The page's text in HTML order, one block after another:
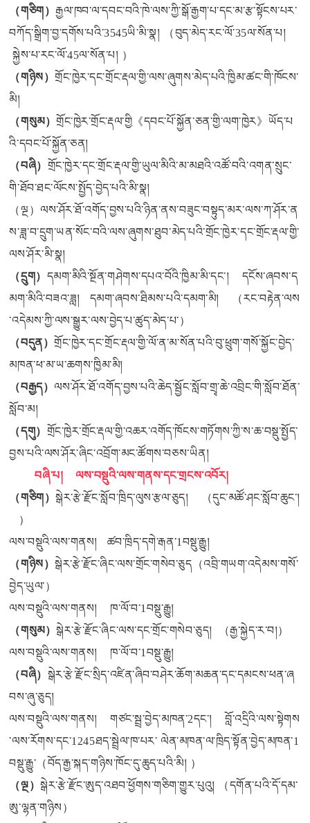
（གཅིག）རྒྱལ་ཁབ་ལ་དབང་བའི་ཁེ་ལས་ཀྱི་སྒོ་རྒྱག་པ་དང་མ་རྩ་སྟོངས་པར་
བཀོད་སྒྲིག་བྱ་དགོས་པའི་3545ཡི་མི་སྣ། （བུད་མེད་རང་ལོ་35ལ་སོན་པ།
སྐྱེས་པ་རང་ལོ་45ལ་སོན་པ། ）
（གཉིས）གྲོང་ཁྱེར་དང་གྲོང་རྡལ་གྱི་ལས་ཞུགས་མེད་པའི་ཁྱིམ་ཚང་གི་ཁོངས་
མི།
（གསུམ）གྲོང་ཁྱེར་གྲོང་རྡལ་གྱི《དབང་པོ་སྐྱོན་ཅན་གྱི་ལག་ཁྱེར》ཡོད་པ
འི་དབང་པོ་སྐྱོན་ཅན།
（བཞི） གྲོང་ཁྱེར་དང་གྲོང་རྡལ་གྱི་ཡུལ་མིའི་མ་མཐའི་འཚོ་བའི་འགན་སྲུང་
གི་ཐོབ་ཐང་ལོངས་སྤྱོད་བྱེད་པའི་མི་སྣ།
（ལྔ）ལས་ཤོར་ཐོ་འགོད་བྱས་པའི་ཉིན་ནས་བཟུང་བསྟུད་མར་ལས་ཀ་ཤོར་ན
ས་ཟླ་བ་དྲུག་ཡན་སོང་བའི་ལས་ཞུགས་ཐུབ་མེད་པའི་གྲོང་ཁྱེར་དང་གྲོང་རྡལ་གྱི་
ལས་ཤོར་མི་སྣ།
（དྲུག） དམག་མིའི་སྔོན་གཤེགས་དཔའ་བོའི་ཁྱིམ་མི་དང་། དངོས་ཞབས་ད
མག་མིའི་བཟའ་ཟླ། དམག་ཞབས་ཐིམས་པའི་དམག་མི། （རང་བརྟེན་ལས
་འདེམས་ཀྱི་ལས་སྒྱུར་ལས་བྱེད་པ་ཚུད་མེད་པ་）
（བདུན）གྲོང་ཁྱེར་དང་གྲོང་རྡལ་གྱི་ལོ་ན་མ་སོན་པའི་བུ་ཕྲུག་གསོ་སྐྱོང་བྱེད་
མཁན་ཕ་མ་ཡ་ཆགས་ཁྱིམ་མི།
（བརྒྱད） ལས་ཤོར་ཐོ་འགོད་བྱས་པའི་ཆེད་སྦྱོང་སློབ་གྲྭ་ཆེ་འབྲིང་གི་སློབ་ཐོན་
སློབ་མ།
（དགུ） གྲོང་ཁྱེར་གྲོང་རྡལ་གྱི་འཆར་འགོད་ཁོངས་གཏོགས་ཀྱི་ས་ཆ་བསྡུ་སྤྱོད་
བྱས་པའི་ལས་ཤོར་ཞིང་འབྲོག་མང་ཚོགས་བཅས་ཡིན།
བཞི་པ། ལས་བསྡུའི་ལས་གནས་དང་གྲངས་འབོར།
（གཅིག）སྒེར་རྩེ་རྫོང་སློབ་ཁྲིད་ལུས་རྩལ་ཅུད། （དུང་མཚོ་ཤང་སློབ་ཆུང་།
）
ལས་བསྡུའི་ལས་གནས། ཚབ་ཁྲིད་དགེ་རྒན་1བསྡུ་རྒྱུ།
（གཉིས）སྒེར་རྩེ་རྫོང་ཞིང་ལས་གྲོང་གསེབ་ཅུད（འབྲི་གཡག་འདེམས་གསོ་
བྱེད་ཡུལ་）
ལས་བསྡུའི་ལས་གནས། ཁ་ལོ་བ་1བསྡུ་རྒྱུ།
（གསུམ）སྒེར་རྩེ་རྫོང་ཞིང་ལས་དང་གྲོང་གསེབ་ཅུད། （རྒྱ་སྐྱེད་ར་བ།）
ལས་བསྡུའི་ལས་གནས། ཁ་ལོ་བ་1བསྡུ་རྒྱུ།
（བཞི） སྒེར་རྩེ་རྫོང་སྲིད་འཛིན་ཞིབ་བཤེར་ཆོག་མཆན་དང་དམངས་ཕན་ཞ
བས་ཞུ་ཅུད།
ལས་བསྡུའི་ལས་གནས། གཙང་སྦྲ་བྱེད་མཁན་2དང་། བློ་འདྲིའི་ལས་སྟེགས
་ལས་རོགས་དང་1245ཐད་སྦྲེལ་ཁ་པར་ ལེན་མཁན་ལ་ཁྲིད་སྟོན་བྱེད་མཁན་1
བསྡུ་རྒྱུ་（བོད་རྒྱ་སྐད་གཉིས་ཁོང་དུ་ཆུད་པའི་མི། ）
（ལྔ）སྒེར་རྩེ་རྫོང་ཨུད་འཐབ་ཕྱོགས་གཅིག་གྱུར་པུའུ། （དགོན་པའི་དོ་དམ་
ཨུ་ལྷན་གཉིས）